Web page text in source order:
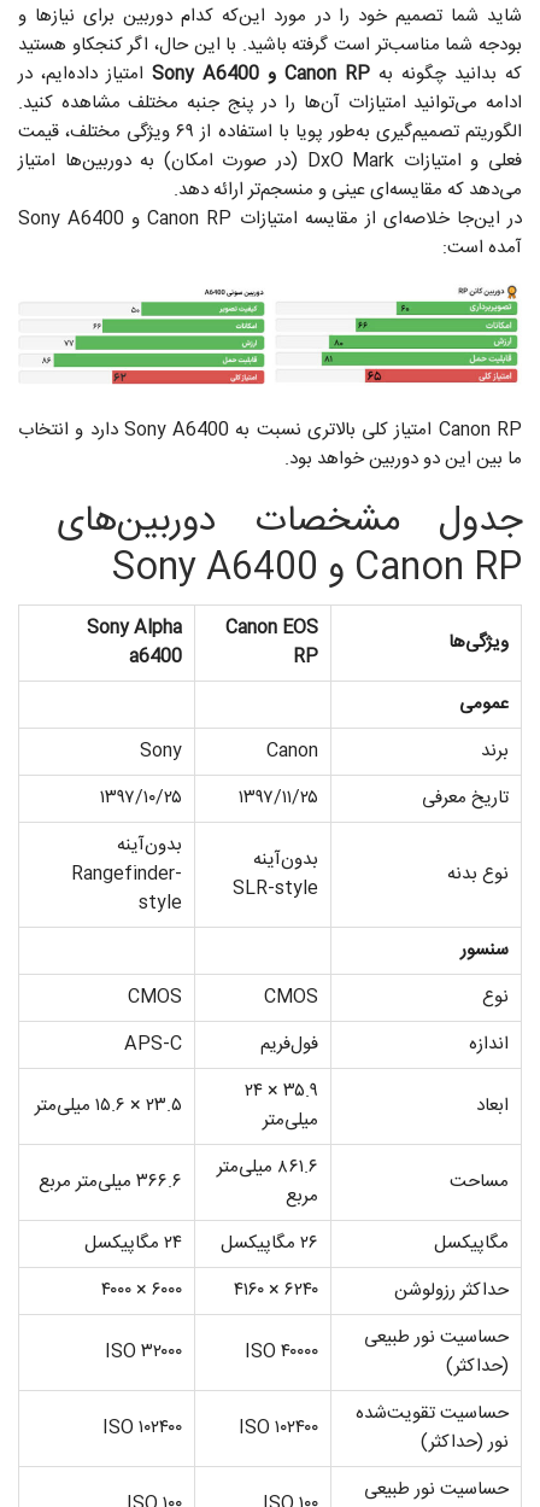
شاید شما تصمیم خود را در مورد این‌که کدام دوربین برای نیازها و
بودجه شما مناسب‌تر است گرفته باشید. با این حال، اگر کنجکاو هستید
که بدانید چگونه به
امتیاز داده‌ایم، در
ادامه می‌توانید امتیازات آن‌ها را در پنج جنبه مختلف مشاهده کنید.
الگوریتم تصمیم‌گیری به‌طور پویا با استفاده از ۶۹ ویژگی مختلف، قیمت
فعلی و امتیازات DxO Mark (در صورت امکان) به دوربین‌ها امتیاز
می‌دهد که مقایسه‌ای عینی و منسجم‌تر ارائه دهد.
در این‌جا خلاصه‌ای از مقایسه امتیازات Canon RP و Sony A6400
آمده است:
Canon RP امتیاز کلی بالاتری نسبت به Sony A6400 دارد و انتخاب
ما بین این دو دوربین خواهد بود.
جدول مشخصات دوربین‌های
Canon RP و Sony A6400
ویژگی‌ها
Canon EOS
RP
Sony Alpha
a6400
عمومی
برند
Canon
Sony
تاریخ معرفی
۱۳۹۷/۱۱/۲۵ ۱۳۹۷/۱۰/۲۵
نوع بدنه
بدون‌آینه
SLR-style
بدون‌آینه
Rangefinder-
style
سنسور
نوع
CMOS
CMOS
اندازه
فول‌فریم APS-C
ابعاد
۳۵.۹ × ۲۴
میلی‌متر
۲۳.۵ × ۱۵.۶ میلی‌متر
مساحت
۸۶۱.۶ میلی‌متر
مربع
۳۶۶.۶ میلی‌متر مربع
مگاپیکسل ۲۶ مگاپیکسل
۲۴ مگاپیکسل
حداکثر رزولوشن
۶۲۴۰ × ۴۱۶۰
۶۰۰۰ × ۴۰۰۰
حساسیت نور طبیعی
(حداکثر)
۴۰۰۰۰ ISO ۳۲۰۰۰ ISO
حساسیت تقویت‌شده
نور (حداکثر)
۱۰۲۴۰۰ ISO ۱۰۲۴۰۰ ISO
حساسیت نور طبیعی